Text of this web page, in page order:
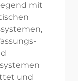
mit
und